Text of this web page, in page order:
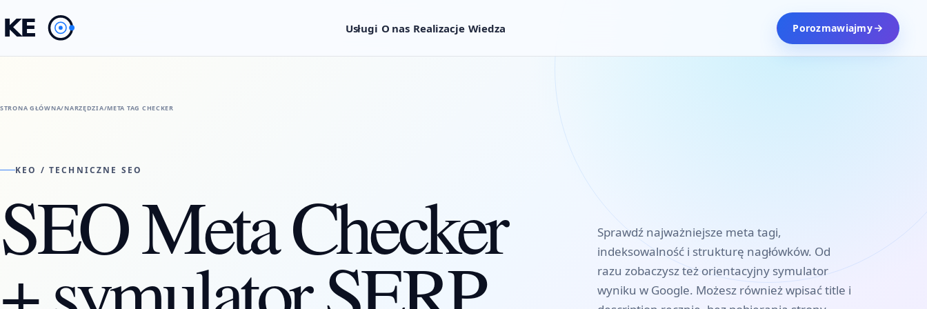
Usługi O nas Realizacje Wiedza Porozmawiajmy
STRONA GŁÓWNA/NARZĘDZIA/META TAG CHECKER
KEO / TECHNICZNE SEO
SEO Meta Checker
Sprawdź najważniejsze meta tagi,
indeksowalność i strukturę nagłówków. Od
razu zobaczysz też orientacyjny symulator
wyniku w Google. Możesz również wpisać title i